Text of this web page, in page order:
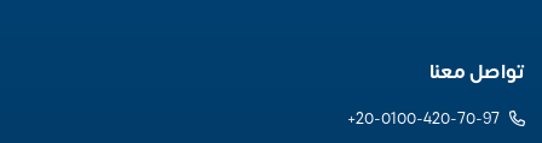
تواصل معنا
20-0100-420-70-97+